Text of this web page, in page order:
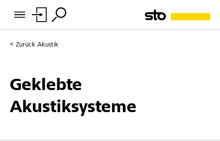
Zurück Akustik
Geklebte
Akustiksysteme